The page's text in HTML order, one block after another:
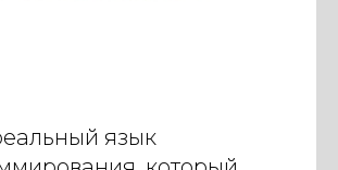
язык